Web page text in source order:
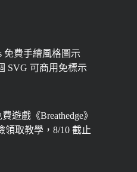
免費手繪風格圖示
SVG 可商用免標示
遊戲《Breathedge》
領取教學，8/10 截止